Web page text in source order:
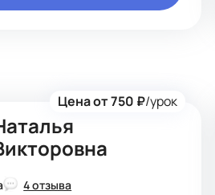
Цена от 750 ₽/урок
4 отзыва